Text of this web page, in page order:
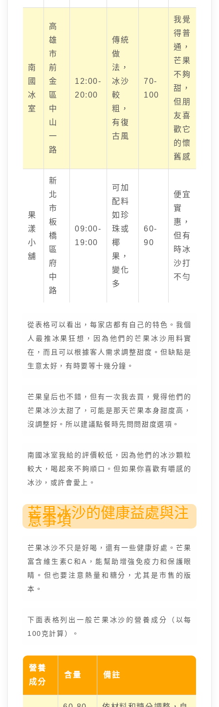
南
國
冰
室
高
雄
市
前
金
區
中
山
一
路
12:00-
20:00
傳統
做
法，
冰沙
較
粗，
有復
古風
70-
100
我覺
得普
通，
芒果
不夠
甜，
但朋
友喜
歡它
的懷
舊感
果
漾
小
舖
新
北
市
板
橋
區
府
中
路
09:00-
19:00
可加
配料
如珍
珠或
椰
果，
變化
多
60-
90
便宜
實
惠，
但有
時冰
沙打
不勻
從表格可以看出，每家店都有自己的特色。我個
人最推冰果狂想，因為他們的芒果冰沙用料實
在，而且可以根據客人需求調整甜度。但缺點是
生意太好，有時要等十幾分鐘。
芒果皇后也不錯，但有一次我去買，覺得他們的
芒果冰沙太甜了，可能是那天芒果本身甜度高，
沒調整好。所以建議點餐時先問問甜度選項。
南國冰室我給的評價較低，因為他們的冰沙顆粒
較大，喝起來不夠順口。但如果你喜歡有嚼感的
冰沙，或許會愛上。
芒果冰沙的健康益處與注
意事項
芒果冰沙不只是好喝，還有一些健康好處。芒果
富含維生素C和A，能幫助增強免疫力和保護眼
睛。但也要注意熱量和糖分，尤其是市售的版
本。
下面表格列出一般芒果冰沙的營養成分（以每
100克計算）。
營養
成分
含量 備註